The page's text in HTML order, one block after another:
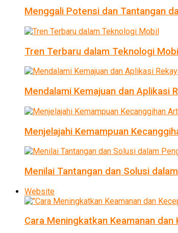
Menggali Potensi dan Tantangan
Tren Terbaru dalam Teknologi
Mendalami Kemajuan dan Aplikasi
Menjelajahi Kemampuan
Menilai Tantangan dan Solusi
Website
Cara Meningkatkan Keamanan